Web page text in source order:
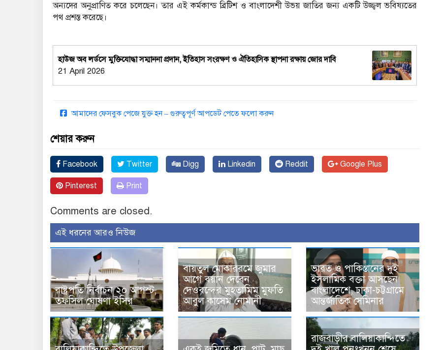
অন্যদের অনুপ্রাণিত করে চলেছেন। তার এই কর্মকান্ড ব্রিটিশ ও বাংলাদেশী উভয় জাতির জন্য একটি উজ্জ্বল ভবিষ্যতের
পথ প্রশস্ত করেছে।
হাউজ অব লর্ডসে মুক্তিযোদ্ধা সম্মাননা প্রদান, ইতিহাস সংরক্ষণ ও ঐতিহাসিক স্থাপনা রক্ষায় জোর দাবি
21 April 2026
আমাদের ফেসবুক পেজে যুক্ত হন – গুরুত্বপূর্ণ আপডেট পেতে ফলো করুন
শেয়ার করুন
Facebook Twitter Digg Linkedin Reddit Google Plus
Pinterest Print
Comments are closed.
এই ধরনের আরও নিউজ
রাষ্ট্রপতি নির্বাচন ২০ আগস্ট,
তফসিল ঘোষণা ইসির
বায়তুল মোকাররমে জুমার
আগে বয়ান দেবেন
দেওবন্দের মুহতামিম মুফতি
আবুল কাসেম নোমানী
ভারত ও পাকিস্তানের দুই
ইসলামিক বক্তা আসছেন
বাংলাদেশে, ঢাকা-চট্টগ্রামে
আন্তর্জাতিক সেমিনার
রাজবাড়ীর বালিয়াকান্দিতে